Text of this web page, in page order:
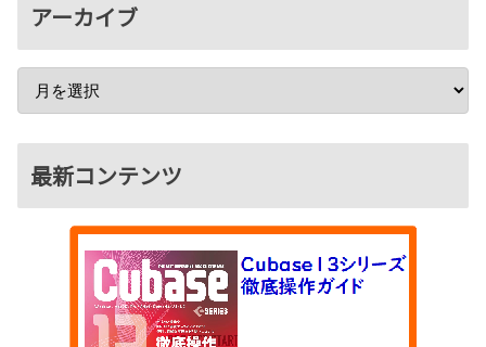
アーカイブ
最新コンテンツ